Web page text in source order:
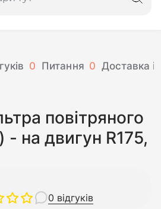
0 Питання 0 Доставка і
повітряного
- на двигун R175,
0 відгуків